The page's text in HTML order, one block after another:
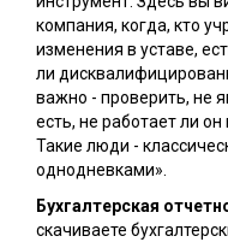
компания, когда, кто
изменения в уставе,
ли
важно - проверить, не
есть, не работает ли
Такие люди -
однодневками».
Бухгалтерская
скачиваете